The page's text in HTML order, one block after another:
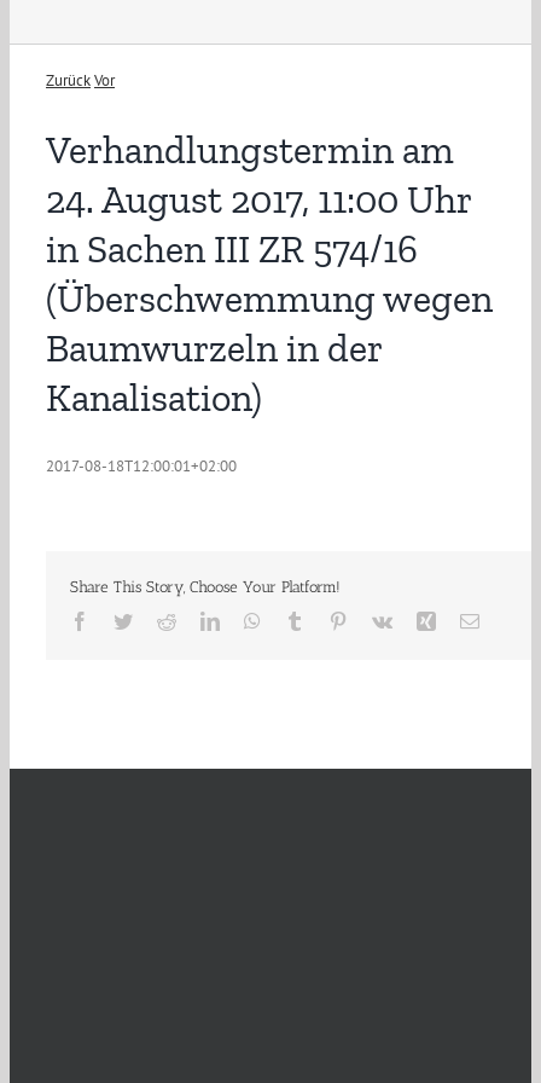
ZurückVor
Verhandlungstermin am
24. August 2017, 11:00 Uhr
in Sachen III ZR 574/16
(Überschwemmung wegen
Baumwurzeln in der
Kanalisation)
2017-08-18T12:00:01+02:00
Share This Story, Choose Your Platform!
Facebook
TwitterRedditLinkedInWhatsApp
Tumblr Pinterest
Vk Xing E-